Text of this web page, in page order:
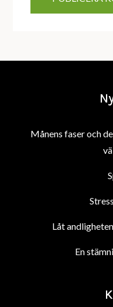
Månens faser och
Låt
En